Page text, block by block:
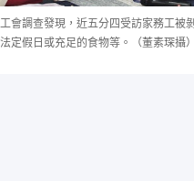
會調查發現，近五分四受訪家務工被
定假日或充足的食物等。（董素琛攝）